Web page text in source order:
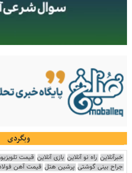
وبگردی
خبرآنلاین راه نو آنلاین بازی آنلاین قیمت
جراح بینی گوشتی پرشین هتل قیمت آهن فولاد